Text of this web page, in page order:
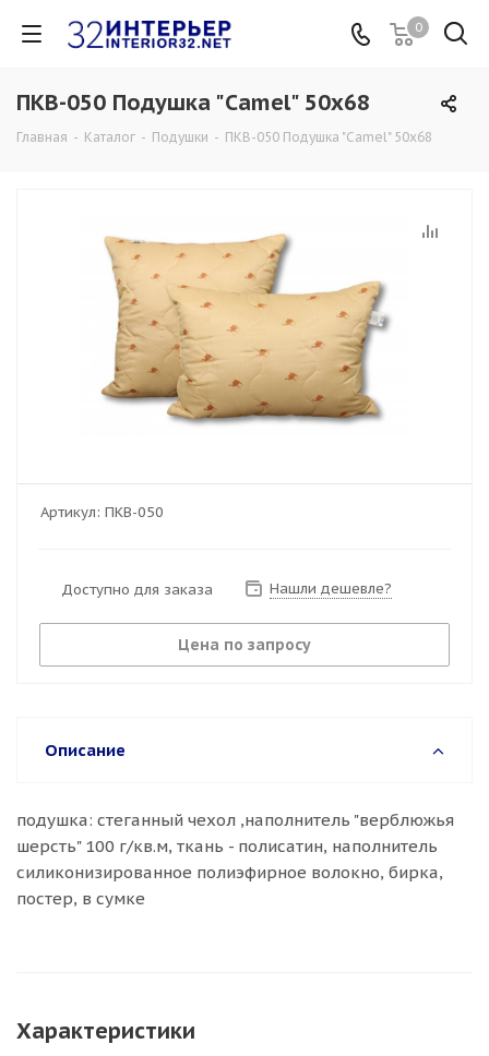
0
ПКВ-050 Подушка "Camel" 50х68
Главная - Каталог - Подушки - ПКВ-050 Подушка "Camel" 50х68
Артикул: ПКВ-050
Доступно для заказа Нашли дешевле?
Цена по запросу
Описание
подушка: стеганный чехол ,наполнитель "верблюжья
шерсть" 100 г/кв.м, ткань - полисатин, наполнитель
силиконизированное полиэфирное волокно, бирка,
постер, в сумке
Характеристики